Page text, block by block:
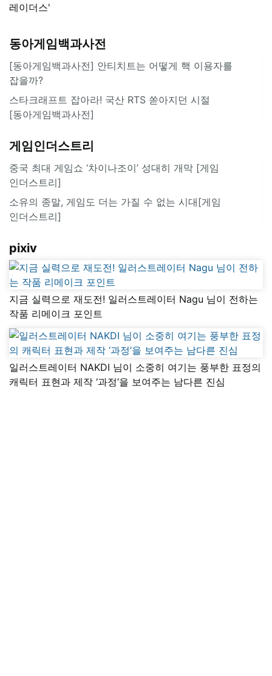
레이더스'
동아게임백과사전
[동아게임백과사전] 안티치트는 어떻게 핵 이용자를
잡을까?
스타크래프트 잡아라! 국산 RTS 쏟아지던 시절
[동아게임백과사전]
게임인더스트리
중국 최대 게임쇼 ‘차이나조이’ 성대히 개막 [게임
인더스트리]
소유의 종말, 게임도 더는 가질 수 없는 시대[게임
인더스트리]
pixiv
지금 실력으로 재도전! 일러스트레이터 Nagu 님이 전하는
작품 리메이크 포인트
일러스트레이터 NAKDI 님이 소중히 여기는 풍부한 표정의
캐릭터 표현과 제작 ‘과정’을 보여주는 남다른 진심